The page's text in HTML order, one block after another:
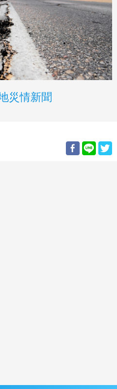
災情新聞